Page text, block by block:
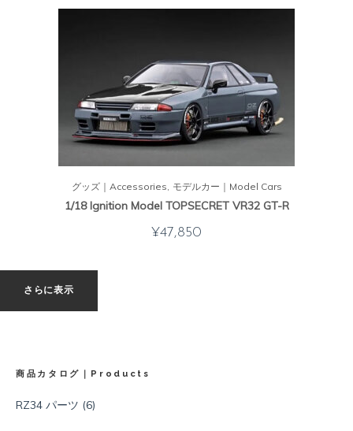
グッズ｜Accessories モデルカー｜Model Cars
1/18 Ignition Model TOPSECRET VR32 GT-R
¥47,850
さらに表示
商品カタログ｜Products
RZ34 パーツ (6)